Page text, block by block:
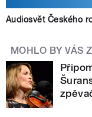
Audiosvět Českého
MOHLO BY VÁS